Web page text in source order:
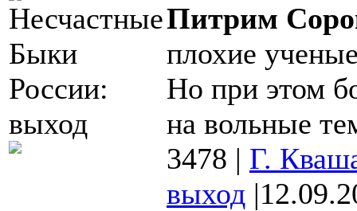
Питрим
плохие
Но при этом
на вольные
3478 | Г.
выход |